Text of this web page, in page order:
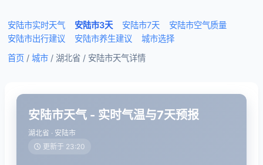
安陆市实时天气 安陆市3天 安陆市7天
安陆市空气质量
安陆市出行建议
安陆市养生建议
城市选择
首页 / 城市 / 湖北省 / 安陆市天气详情
安陆市天气 - 实时气温与7天预报
湖北省 · 安陆市
更新于 23:20